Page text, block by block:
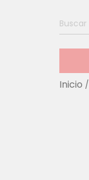
Inicio /